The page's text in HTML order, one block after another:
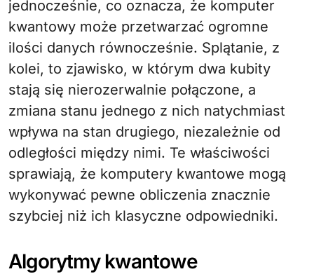
jednocześnie, co oznacza, że komputer
kwantowy może przetwarzać ogromne
ilości danych równocześnie. Splątanie, z
kolei, to zjawisko, w którym dwa kubity
stają się nierozerwalnie połączone, a
zmiana stanu jednego z nich natychmiast
wpływa na stan drugiego, niezależnie od
odległości między nimi. Te właściwości
sprawiają, że komputery kwantowe mogą
wykonywać pewne obliczenia znacznie
szybciej niż ich klasyczne odpowiedniki.
Algorytmy kwantowe